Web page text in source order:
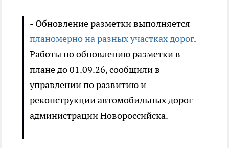
- Обновление разметки выполняется
планомерно на разных участках дорог.
Работы по обновлению разметки в
плане до 01.09.26, сообщили в
управлении по развитию и
реконструкции автомобильных дорог
администрации Новороссийска.